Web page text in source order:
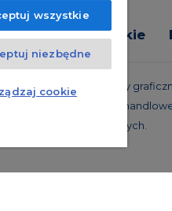
inwestorskie
materiały
również oferty
przepisów prawnych.
wszystkie
niezbędne
cookie